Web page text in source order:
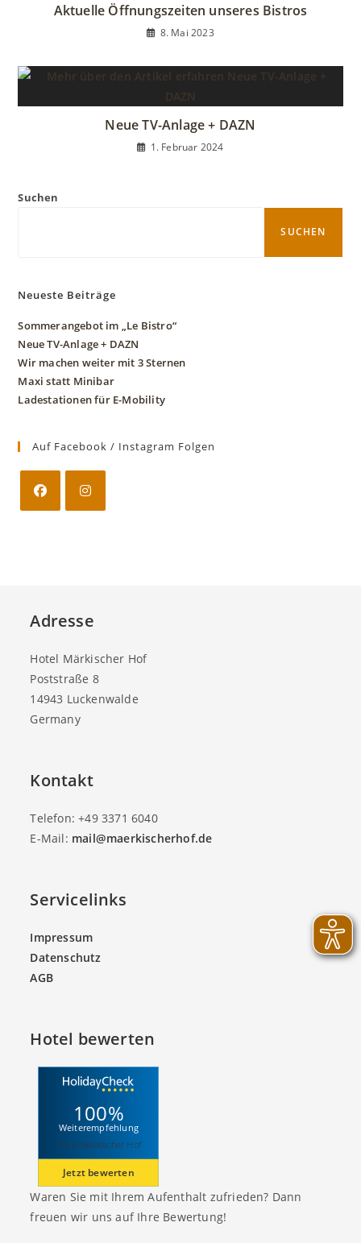
Aktuelle Öffnungszeiten unseres Bistros
8. Mai 2023
Neue TV-Anlage + DAZN
1. Februar 2024
Suchen
SUCHEN
Neueste Beiträge
Sommerangebot im „Le Bistro“
Neue TV-Anlage + DAZN
Wir machen weiter mit 3 Sternen
Maxi statt Minibar
Ladestationen für E-Mobility
Auf Facebook / Instagram Folgen
Adresse
Hotel Märkischer Hof
Poststraße 8
14943 Luckenwalde
Germany
Kontakt
Telefon: +49 3371 6040
E-Mail: mail@maerkischerhof.de
Servicelinks
Impressum
Datenschutz
AGB
Hotel bewerten
100%
Weiterempfehlung
Hotel Märkischer Hof
Jetzt bewerten
Waren Sie mit Ihrem Aufenthalt zufrieden? Dann
freuen wir uns auf Ihre Bewertung!